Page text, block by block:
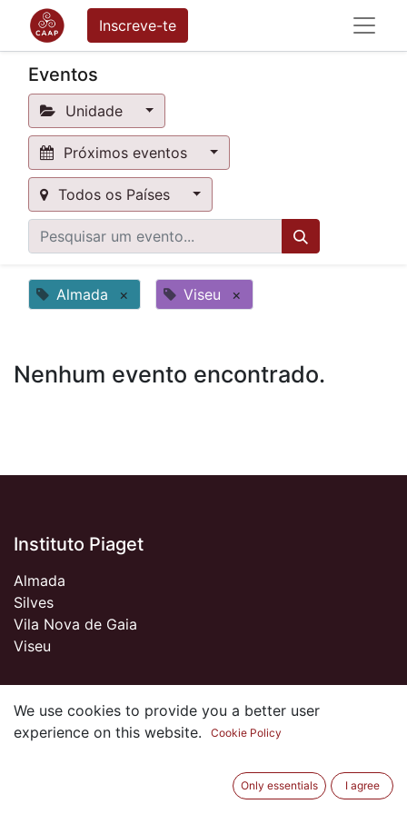
Inscreve-te
Eventos
Unidade
Próximos eventos
Todos os Países
Almada × Viseu ×
Nenhum evento encontrado.
Instituto Piaget
Almada
Silves
Vila Nova de Gaia
Viseu
Sobre nós
apaixonados pela Instituição e por tudo o que de bom
We use cookies to provide you a better user
experience on this website.
Cookie Policy
Only essentials I agree